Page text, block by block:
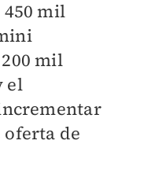
mil
mil
el
oferta de